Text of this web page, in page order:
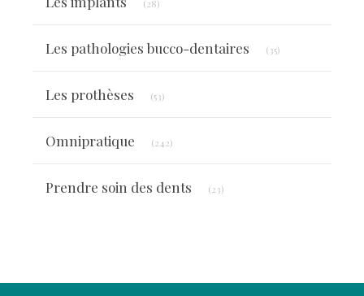
(28)
Les pathologies bucco-dentaires (35)
Les prothèses (53)
Omnipratique (242)
Prendre soin des dents (23)